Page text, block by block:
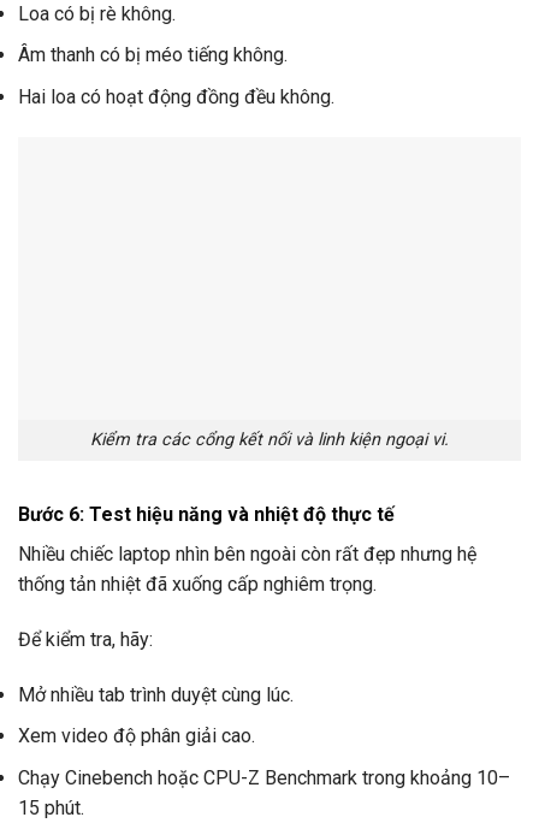
Loa có bị rè không.
Âm thanh có bị méo tiếng không.
Hai loa có hoạt động đồng đều không.
Kiểm tra các cổng kết nối và linh kiện ngoại vi.
Bước 6: Test hiệu năng và nhiệt độ thực tế
Nhiều chiếc laptop nhìn bên ngoài còn rất đẹp nhưng hệ
thống tản nhiệt đã xuống cấp nghiêm trọng.
Để kiểm tra, hãy:
Mở nhiều tab trình duyệt cùng lúc.
Xem video độ phân giải cao.
Chạy Cinebench hoặc CPU-Z Benchmark trong khoảng 10–
15 phút.